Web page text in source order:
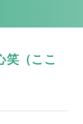
（ここ